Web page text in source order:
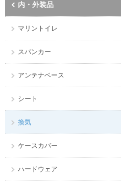
内・外装品
マリントイレ
スパンカー
アンテナベース
シート
換気
ケースカバー
ハードウェア